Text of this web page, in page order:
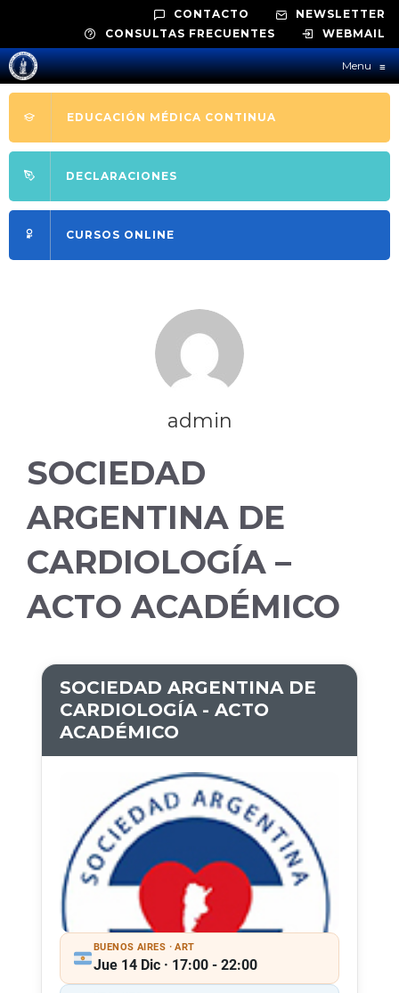
CONTACTO
NEWSLETTER
CONSULTAS FRECUENTES
WEBMAIL
Menu≡
EDUCACIÓN MÉDICA CONTINUA
DECLARACIONES
CURSOS ONLINE
admin
SOCIEDAD
ARGENTINA DE
CARDIOLOGÍA –
ACTO ACADÉMICO
SOCIEDAD ARGENTINA DE
CARDIOLOGÍA - ACTO
ACADÉMICO
BUENOS AIRES · ART
Jue 14 Dic · 17:00 - 22:00